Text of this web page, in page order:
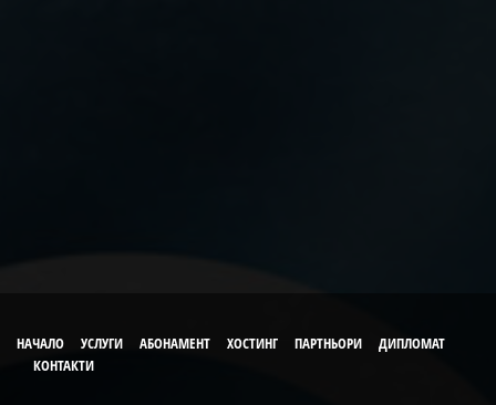
НАЧАЛО УСЛУГИ АБОНАМЕНТ ХОСТИНГ ПАРТНЬОРИ
ДИПЛОМАТ
КОНТАКТИ